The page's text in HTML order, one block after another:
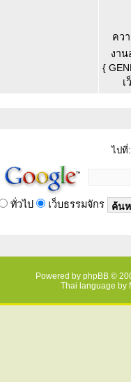
คว
งาน
{
เ
ไปที่:
ทั่วไป เว็บธรรมจักร
Powered by phpBB ©
Thai language by